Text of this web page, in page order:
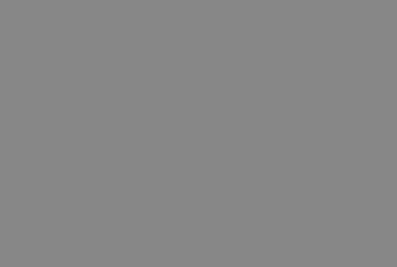
hau da,
erabiltzen da,
esleituz. Gune
saioaren eta
eusteko.
ikuspegien
Youtubeko
webguneko
erabiltzen
izan
bat izango